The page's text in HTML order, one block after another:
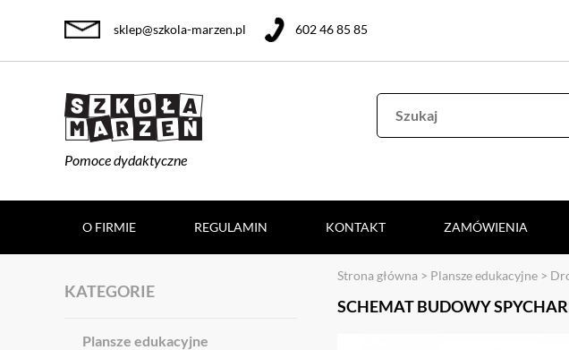
Pomoce dydaktyczne
sklep@szkola-marzen.pl 602 46 85 85
O FIRMIE REGULAMIN KONTAKT ZAMÓWIENIA
KATEGORIE
Plansze edukacyjne
Strona główna > Plansze edukacyjne >
SCHEMAT BUDOWY